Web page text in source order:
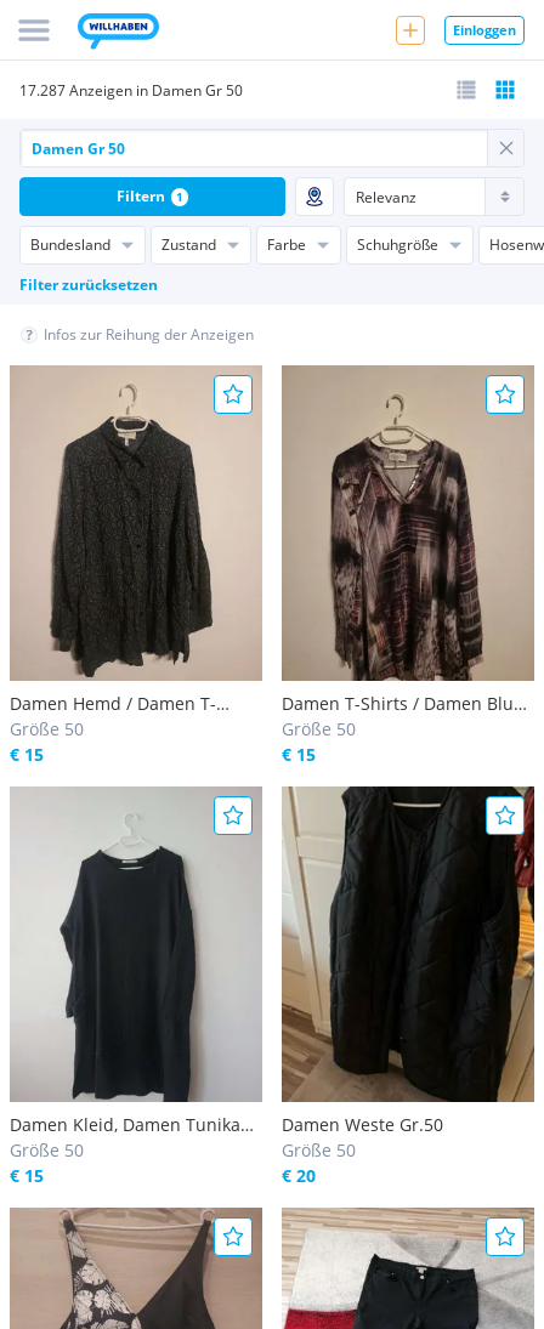
Einloggen
17.287 Anzeigen in Damen Gr 50
Bundesland Zustand Farbe Schuhgröße
Filter zurücksetzen
Filtern 1
Infos zur Reihung der Anzeigen
Damen Hemd / Damen T-
Shirts / Damen Bluse Gr.50
Größe 50
€ 15
Damen T-Shirts / Damen Bluse
Gr.50
Größe 50
€ 15
Damen Kleid, Damen Tunika
Gr.50-52
Größe 50
€ 15
Damen Weste Gr.50
Größe 50
€ 20